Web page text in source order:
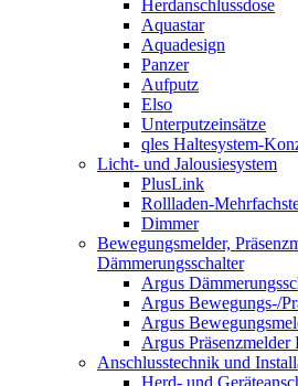
Herdanschlussdose
Aquastar
Aquadesign
Panzer
Aufputz
Elso
Unterputzeinsätze
qles Haltesystem-
Licht- und Jalousiesystem
PlusLink
Rollladen-
Dimmer
Bewegungsmelder,
Dämmerungsschalter
Argus
Argus Bewegungs-/
Argus
Argus Präsenzmelder
Anschlusstechnik und
Herd- und